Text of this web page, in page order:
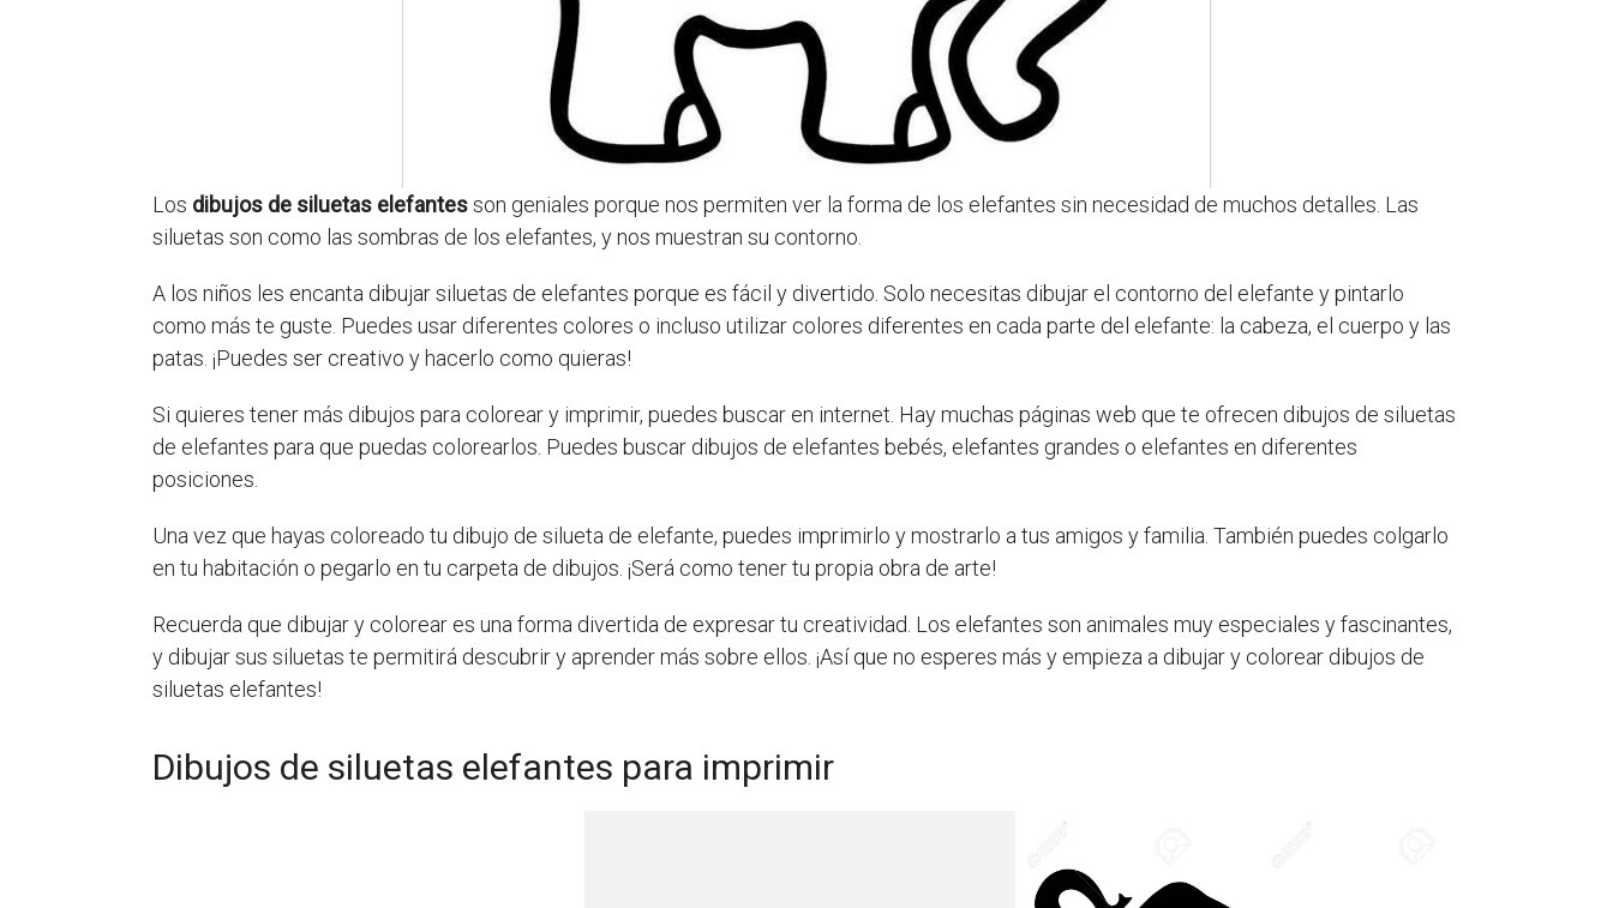
Los dibujos de siluetas elefantesson geniales porque nos permiten ver la forma de los elefantes sin necesidad de muchos detalles. Las
siluetas son como las sombras de los elefantes, y nos muestran su contorno.
A los niños les encanta dibujar siluetas de elefantes porque es fácil y divertido. Solo necesitas dibujar el contorno del elefante y pintarlo
como más te guste. Puedes usar diferentes colores o incluso utilizar colores diferentes en cada parte del elefante: la cabeza, el cuerpo y las
patas. ¡Puedes ser creativo y hacerlo como quieras!
Si quieres tener más dibujos para colorear y imprimir, puedes buscar en internet. Hay muchas páginas web que te ofrecen dibujos de siluetas
de elefantes para que puedas colorearlos. Puedes buscar dibujos de elefantes bebés, elefantes grandes o elefantes en diferentes
posiciones.
Una vez que hayas coloreado tu dibujo de silueta de elefante, puedes imprimirlo y mostrarlo a tus amigos y familia. También puedes colgarlo
en tu habitación o pegarlo en tu carpeta de dibujos. ¡Será como tener tu propia obra de arte!
Recuerda que dibujar y colorear es una forma divertida de expresar tu creatividad. Los elefantes son animales muy especiales y fascinantes,
y dibujar sus siluetas te permitirá descubrir y aprender más sobre ellos. ¡Así que no esperes más y empieza a dibujar y colorear dibujos de
siluetas elefantes!
Dibujos de siluetas elefantes para imprimir